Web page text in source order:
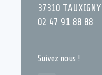
37310 TAUXIGNY
02 47 91 88 88
Suivez nous !